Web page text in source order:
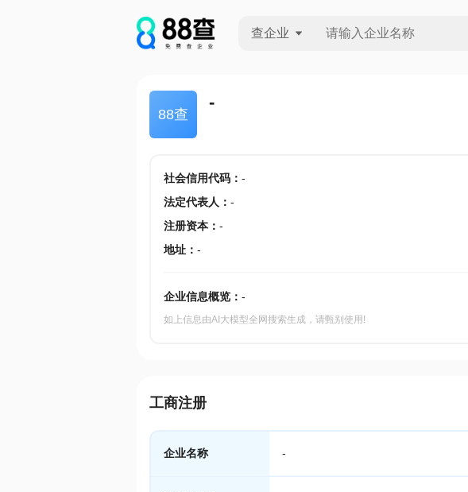
查企业
88查
-
社会信用代码： -
法定代表人 ： -
注册资本： -
地址： -
企业信息概览： -
如上信息由AI大模型全网搜索生成，请甄别使用!
工商注册
企业名称 -